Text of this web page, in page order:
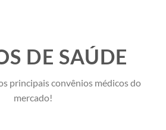
DE SAÚDE
principais convênios médicos do
mercado!